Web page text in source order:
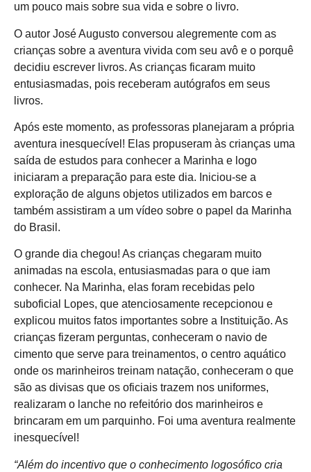
um pouco mais sobre sua vida e sobre o livro.
O autor José Augusto conversou alegremente com as
crianças sobre a aventura vivida com seu avô e o porquê
decidiu escrever livros. As crianças ficaram muito
entusiasmadas, pois receberam autógrafos em seus
livros.
Após este momento, as professoras planejaram a própria
aventura inesquecível! Elas propuseram às crianças uma
saída de estudos para conhecer a Marinha e logo
iniciaram a preparação para este dia. Iniciou-se a
exploração de alguns objetos utilizados em barcos e
também assistiram a um vídeo sobre o papel da Marinha
do Brasil.
O grande dia chegou! As crianças chegaram muito
animadas na escola, entusiasmadas para o que iam
conhecer. Na Marinha, elas foram recebidas pelo
suboficial Lopes, que atenciosamente recepcionou e
explicou muitos fatos importantes sobre a Instituição. As
crianças fizeram perguntas, conheceram o navio de
cimento que serve para treinamentos, o centro aquático
onde os marinheiros treinam natação, conheceram o que
são as divisas que os oficiais trazem nos uniformes,
realizaram o lanche no refeitório dos marinheiros e
brincaram em um parquinho. Foi uma aventura realmente
inesquecível!
“Além do incentivo que o conhecimento logosófico cria